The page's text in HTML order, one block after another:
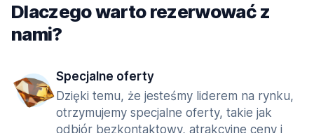
Dlaczego warto rezerwować z
nami?
Specjalne oferty
Dzięki temu, że jesteśmy liderem na rynku,
otrzymujemy specjalne oferty, takie jak
odbiór bezkontaktowy, atrakcyjne ceny i